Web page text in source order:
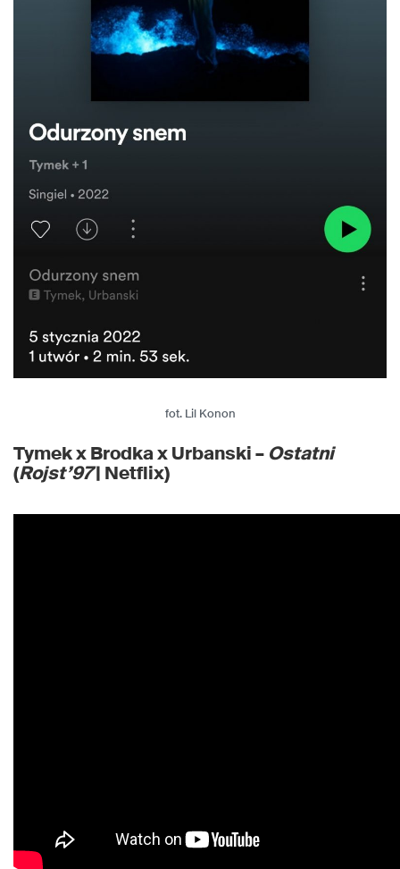
fot. Lil Konon
Tymek x Brodka x Urbanski – Ostatni
(Rojst’97| Netflix)